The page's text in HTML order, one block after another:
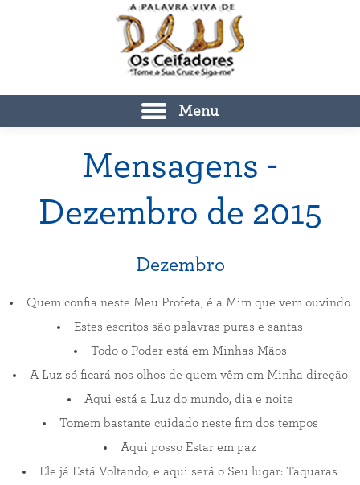
Menu
Mensagens -
Dezembro de 2015
Dezembro
Quem confia neste Meu Profeta, é a Mim que vem ouvindo
Estes escritos são palavras puras e santas
Todo o Poder está em Minhas Mãos
A Luz só ficará nos olhos de quem vêm em Minha direção
Aqui está a Luz do mundo, dia e noite
Tomem bastante cuidado neste fim dos tempos
Aqui posso Estar em paz
Ele já Está Voltando, e aqui será o Seu lugar: Taquaras